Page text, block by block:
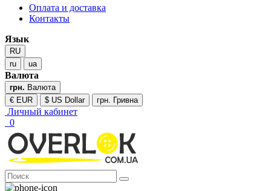
Оплата и доставка
Контакты
Язык
RU
ru
ua
Валюта
грн. Валюта
€ EUR
$ US Dollar грн. Гривна
Личный кабинет
0